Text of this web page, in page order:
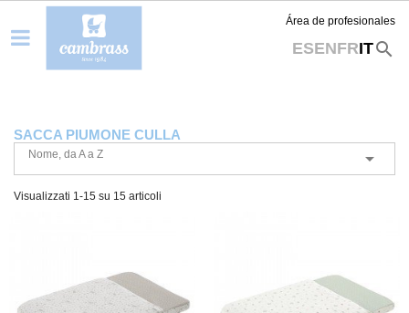
Área de profesionales
ESENFRITsearch
SACCA PIUMONE CULLA
Nome, da A a Z 
Visualizzati 1-15 su 15 articoli